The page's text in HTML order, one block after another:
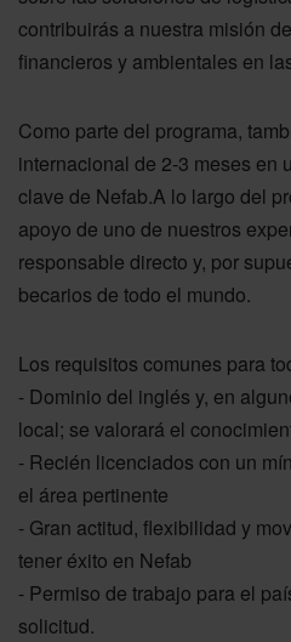
contribuirás a nuestra misión
financieros y ambientales en
Como parte del programa,
internacional de 2-3 meses en
clave de Nefab.A lo largo del
apoyo de uno de nuestros
responsable directo y, por
becarios de todo el mundo.
Los requisitos comunes para
- Dominio del inglés y, en
local; se valorará el
- Recién licenciados con un
el área pertinente
- Gran actitud, flexibilidad y
tener éxito en Nefab
- Permiso de trabajo para el
solicitud.